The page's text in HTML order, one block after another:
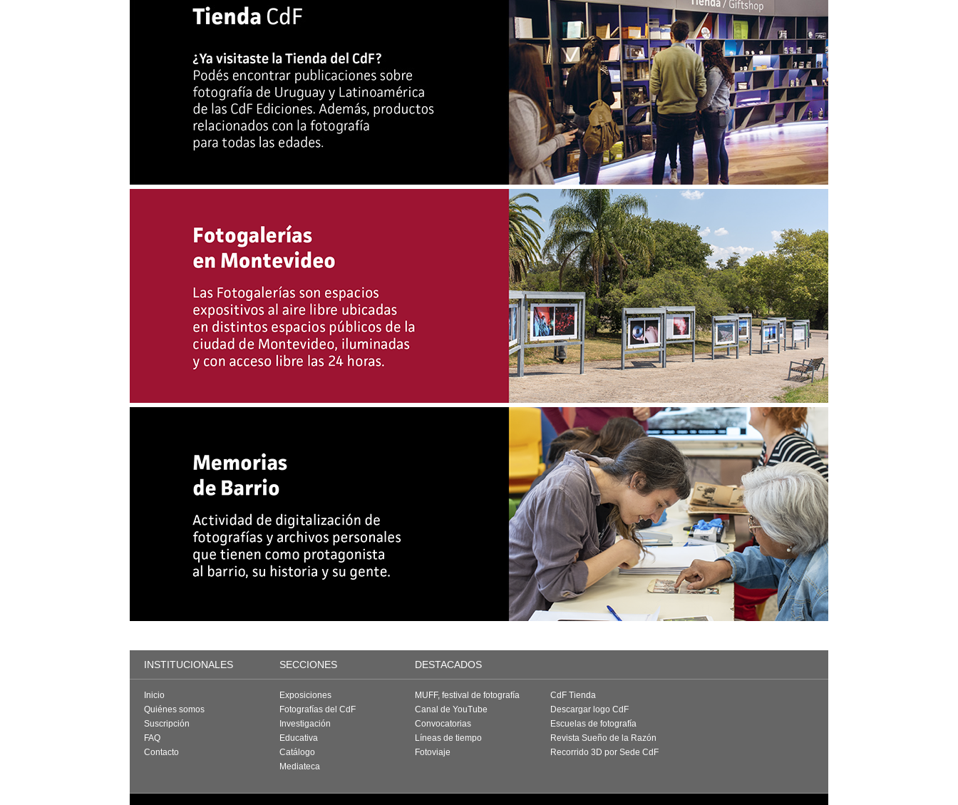
INSTITUCIONALES SECCIONES DESTACADOS
Inicio
Quiénes somos
Suscripción
FAQ
Contacto
Exposiciones
Fotografías del CdF
Investigación
Educativa
Catálogo
Mediateca
MUFF, festival de fotografía
Canal de YouTube
Convocatorias
Líneas de tiempo
Fotoviaje
CdF Tienda
Descargar logo CdF
Escuelas de fotografía
Revista Sueño de la Razón
Recorrido 3D por Sede CdF